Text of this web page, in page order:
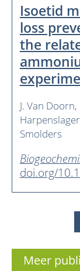
Isoetid
loss
the
J. Van Doorn
Harpenslager
Smolders
doi.org/
Meer